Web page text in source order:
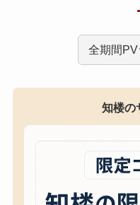
全期間
知楼の